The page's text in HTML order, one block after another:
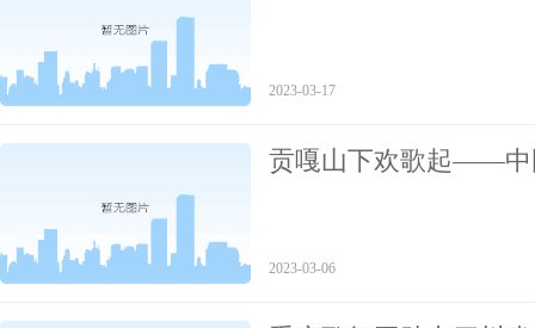
2023-03-17
贡嘎山下欢歌起——中
2023-03-06